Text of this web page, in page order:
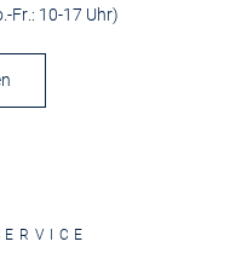
Fr.: 10-17 Uhr)